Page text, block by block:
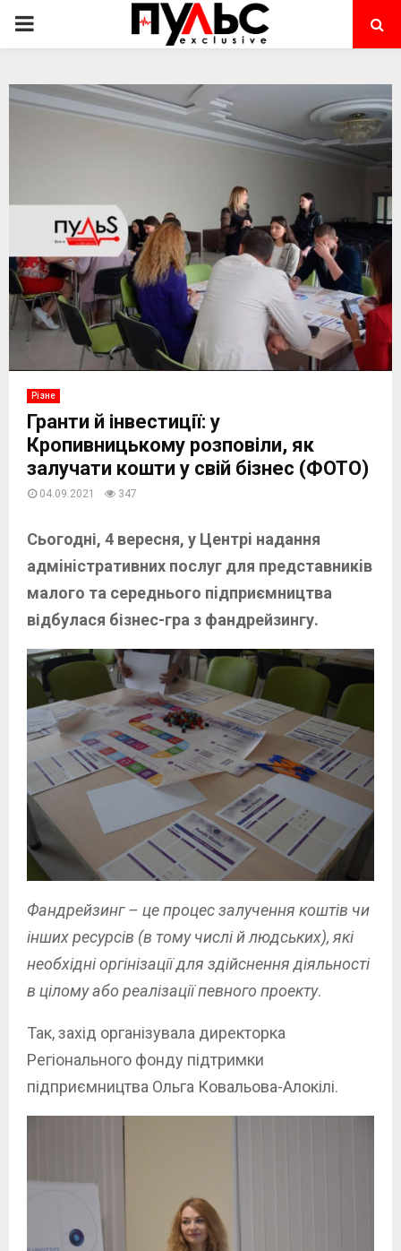
PRIMARY
Різне
Гранти й інвестиції: у
Кропивницькому розповіли, як
залучати кошти у свій бізнес (ФОТО)
04.09.2021 347
Сьогодні, 4 вересня, у Центрi надання
адмiнiстративних послуг для представникiв
малого та середнього пiдприємництва
відбулася бізнес-гра з фандрейзингу.
Фандрейзинг – це процес залучення коштів чи
інших ресурсів (в тому числі й людських), які
необхідні оргінізації для здійснення діяльності
в цілому або реалізації певного проекту.
Так, захід організувала директорка
Регіонального фонду підтримки
підприємництва Ольга Ковальова-Алокілі.